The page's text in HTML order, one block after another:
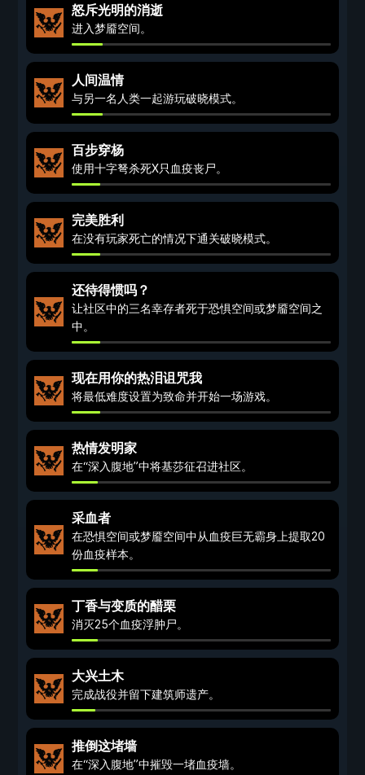
怒斥光明的消逝
进入梦靥空间。
人间温情
与另一名人类一起游玩破晓模式。
百步穿杨
使用十字弩杀死X只血疫丧尸。
完美胜利
在没有玩家死亡的情况下通关破晓模式。
还待得惯吗？
让社区中的三名幸存者死于恐惧空间或梦靥空间之
中。
现在用你的热泪诅咒我
将最低难度设置为致命并开始一场游戏。
热情发明家
在“深入腹地”中将基莎征召进社区。
采血者
在恐惧空间或梦靥空间中从血疫巨无霸身上提取20
份血疫样本。
丁香与变质的醋栗
消灭25个血疫浮肿尸。
大兴土木
完成战役并留下建筑师遗产。
推倒这堵墙
在“深入腹地”中摧毁一堵血疫墙。